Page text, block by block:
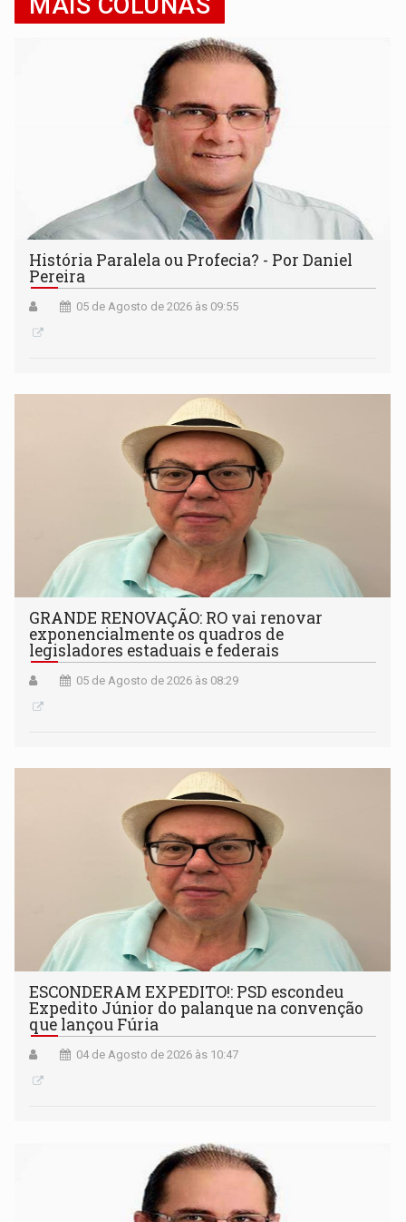
História Paralela ou Profecia? - Por Daniel
Pereira
05 de Agosto de 2026 às 09:55
GRANDE RENOVAÇÃO: RO vai renovar
exponencialmente os quadros de
legisladores estaduais e federais
05 de Agosto de 2026 às 08:29
ESCONDERAM EXPEDITO!: PSD escondeu
Expedito Júnior do palanque na convenção
que lançou Fúria
04 de Agosto de 2026 às 10:47